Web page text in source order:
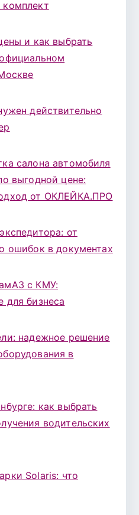
и как выбрать
действительно
салона автомобиля
выгодной цене:
от ОКЛЕЙКА.ПРО
от
ошибок в документах
с КМУ:
для бизнеса
надежное решение
в
как выбрать
водительских
Solaris: что